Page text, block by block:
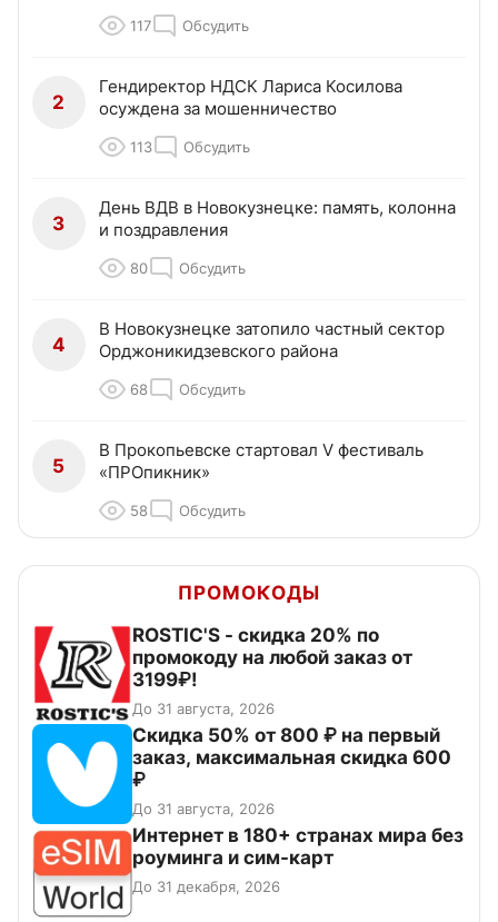
117 Обсудить
2
Гендиректор НДСК Лариса Косилова
осуждена за мошенничество
113 Обсудить
3
День ВДВ в Новокузнецке: память, колонна
и поздравления
80 Обсудить
4
В Новокузнецке затопило частный сектор
Орджоникидзевского района
68 Обсудить
5
В Прокопьевске стартовал V фестиваль
«ПРОпикник»
58 Обсудить
ПРОМОКОДЫ
ROSTIC'S - скидка 20% по
промокоду на любой заказ от
3199₽!
До 31 августа, 2026
Скидка 50% от 800 ₽ на первый
заказ, максимальная скидка 600
₽
До 31 августа, 2026
Интернет в 180+ странах мира без
роуминга и сим-карт
До 31 декабря, 2026